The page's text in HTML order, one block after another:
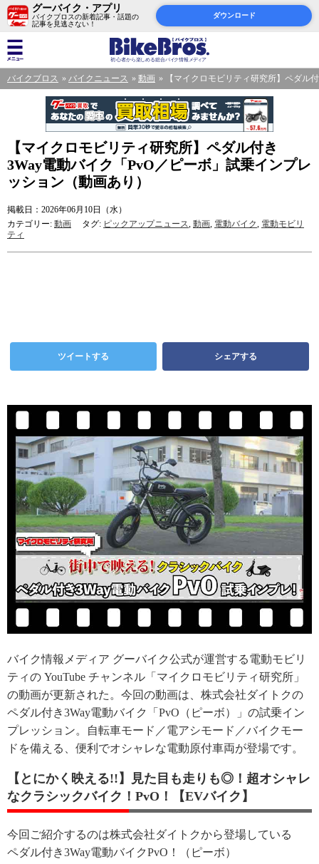
グーバイク・アプリ
バイクブロスの新着記事・話題の
記事を見逃さない！
ダウンロード
バイクブロス バイクニュース 動画 【マイクロモビリティ研究所】ペダル
【マイクロモビリティ研究所】ペダル付き
3Way電動バイク「PvO／ピーボ」試乗インプレ
ッション（動画あり）
掲載日：2026年06月10日（水）
カテゴリー: 動画 タグ: ピックアップニュース, 動画, 電動バイク, 電動モビリ
ティ
ツイートする シェアする
バイク情報メディア グーバイク公式が運営する電動モビリ
ティの YouTube チャンネル「マイクロモビリティ研究所」
の動画が更新された。今回の動画は、株式会社ダイトクの
ペダル付き3Way電動バイク「PvO（ピーボ）」の試乗イン
プレッション。自転車モード／電アシモード／バイクモー
ドを備える、便利でオシャレな電動原付車両が登場です。
【とにかく映える!!】見た目も走りも◎！超オシャレ
なクラシックバイク！PvO！【EVバイク】
今回ご紹介するのは株式会社ダイトクから登場している
ペダル付き3Way電動バイクPvO！（ピーボ）